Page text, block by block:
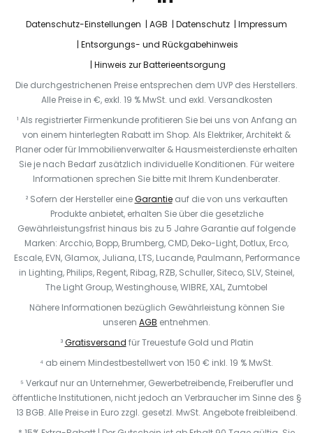
Datenschutz-Einstellungen AGB Datenschutz
Impressum
Entsorgungs- und Rückgabehinweis
Hinweis zur Batterieentsorgung
Die durchgestrichenen Preise entsprechen dem UVP des Herstellers.
Alle Preise in €, exkl. 19 % MwSt. und exkl. Versandkosten
¹ Als registrierter Firmenkunde profitieren Sie bei uns von Anfang an
von einem hinterlegten Rabatt im Shop. Als Elektriker, Architekt &
Planer oder für Immobilienverwalter & Hausmeisterdienste erhalten
Sie je nach Bedarf zusätzlich individuelle Konditionen. Für weitere
Informationen sprechen Sie bitte mit Ihrem Kundenberater.
² Sofern der Hersteller eineGarantieauf die von uns verkauften
Produkte anbietet, erhalten Sie über die gesetzliche
Gewährleistungsfrist hinaus bis zu 5 Jahre Garantie auf folgende
Marken: Arcchio, Bopp, Brumberg, CMD, Deko-Light, Dotlux, Erco,
Escale, EVN, Glamox, Juliana, LTS, Lucande, Paulmann, Performance
in Lighting, Philips, Regent, Ribag, RZB, Schuller, Siteco, SLV, Steinel,
The Light Group, Westinghouse, WIBRE, XAL, Zumtobel
Nähere Informationen bezüglich Gewährleistung können Sie
unseren AGB entnehmen.
³Gratisversand für Treuestufe Gold und Platin
⁴ ab einem Mindestbestellwert von 150 € inkl. 19 % MwSt.
⁵ Verkauf nur an Unternehmer, Gewerbetreibende, Freiberufler und
öffentliche Institutionen, nicht jedoch an Verbraucher im Sinne des §
13 BGB. Alle Preise in Euro zzgl. gesetzl. MwSt. Angebote freibleibend.